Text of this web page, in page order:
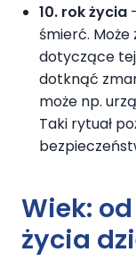
10. rok życia
śmierć.
dotyczące
dotknąć
może np.
Taki rytuał
Wiek: od
życia